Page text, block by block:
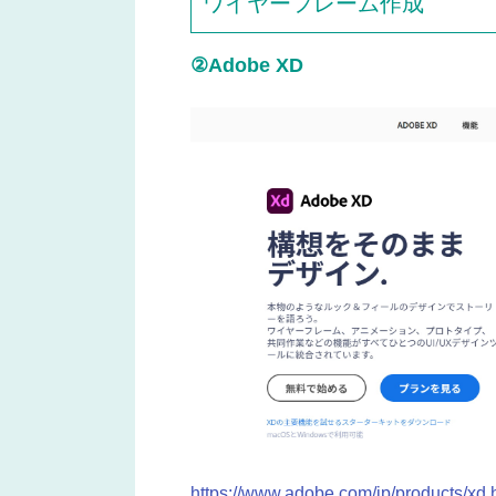
②Adobe XD